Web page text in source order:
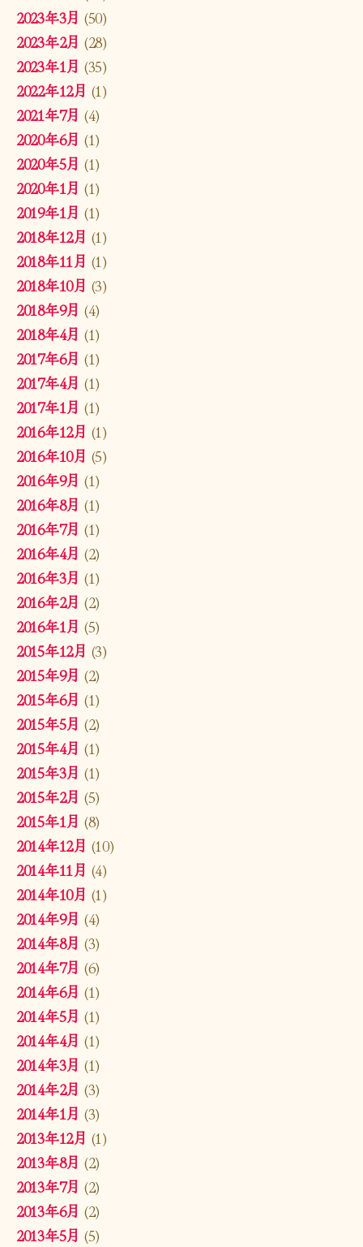
2023年3月 (50)
2023年2月 (28)
2023年1月 (35)
2022年12月 (1)
2021年7月 (4)
2020年6月 (1)
2020年5月 (1)
2020年1月 (1)
2019年1月 (1)
2018年12月 (1)
2018年11月 (1)
2018年10月 (3)
2018年9月 (4)
2018年4月 (1)
2017年6月 (1)
2017年4月 (1)
2017年1月 (1)
2016年12月 (1)
2016年10月 (5)
2016年9月 (1)
2016年8月 (1)
2016年7月 (1)
2016年4月 (2)
2016年3月 (1)
2016年2月 (2)
2016年1月 (5)
2015年12月 (3)
2015年9月 (2)
2015年6月 (1)
2015年5月 (2)
2015年4月 (1)
2015年3月 (1)
2015年2月 (5)
2015年1月 (8)
2014年12月 (10)
2014年11月 (4)
2014年10月 (1)
2014年9月 (4)
2014年8月 (3)
2014年7月 (6)
2014年6月 (1)
2014年5月 (1)
2014年4月 (1)
2014年3月 (1)
2014年2月 (3)
2014年1月 (3)
2013年12月 (1)
2013年8月 (2)
2013年7月 (2)
2013年6月 (2)
2013年5月 (5)